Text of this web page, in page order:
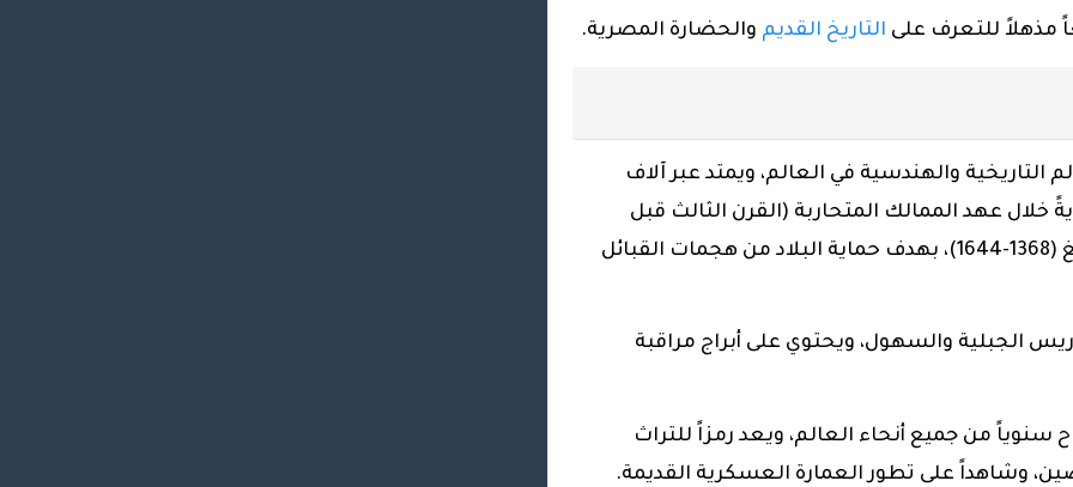
مذهلاً للتعرف على التاريخ القديم والحضارة المصرية.
التاريخية والهندسية في العالم، ويمتد عبر آلاف
خلال عهد الممالك المتحاربة (القرن الثالث قبل
الميلاد) وتوسع لاحقاً في عهد سلالة مينغ (1368-1644)، بهدف حماية البلاد من هجمات القبائل
الجبلية والسهول، ويحتوي على أبراج مراقبة
من جميع أنحاء العالم، ويعد رمزاً للتراث
وشاهداً على تطور العمارة العسكرية القديمة.